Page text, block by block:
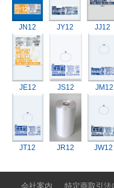
JN12 JY12 JJ12
JE12 JS12 JM12
JT12 JR12 JW12
会社案内 特定商取引法